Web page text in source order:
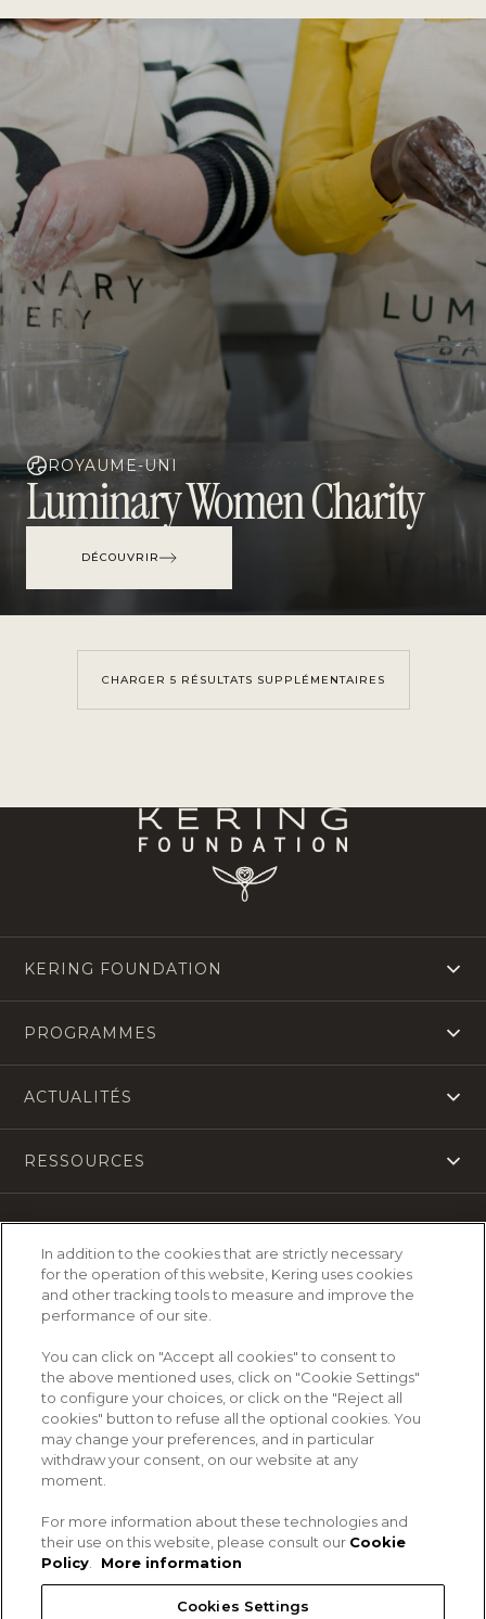
ROYAUME-UNI
Luminary Women Charity
DÉCOUVRIR
CHARGER 5 RÉSULTATS SUPPLÉMENTAIRES
KERING FOUNDATION
PROGRAMMES
ACTUALITÉS
RESSOURCES
S'ENGAGER AVEC KERING FOUNDATION
VISITER LE SITE DU GROUPE KERING
WWW.KERING.COM
In addition to the cookies that are strictly necessary
for the operation of this website, Kering uses cookies
and other tracking tools to measure and improve the
performance of our site.
You can click on "Accept all cookies" to consent to
the above mentioned uses, click on "Cookie Settings"
to configure your choices, or click on the "Reject all
cookies" button to refuse all the optional cookies. You
may change your preferences, and in particular
withdraw your consent, on our website at any
moment.
For more information about these technologies and
their use on this website, please consult our Cookie
Policy
More information
Cookies Settings